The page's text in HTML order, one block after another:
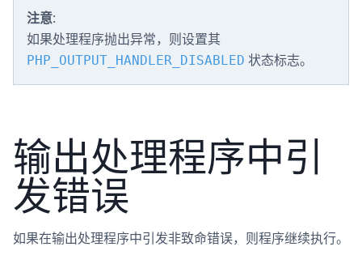
注意:
如果处理程序抛出异常，则设置其
PHP_OUTPUT_HANDLER_DISABLED 状态标志。
输出处理程序中引
发错误
如果在输出处理程序中引发非致命错误，则程序继续执行。